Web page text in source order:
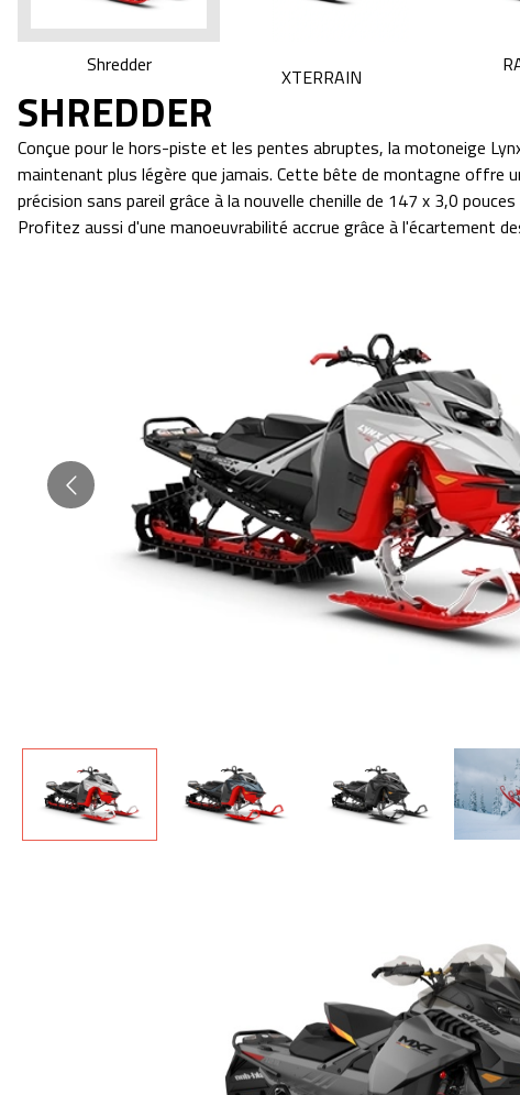
Shredder
XTERRAIN
SHREDDER
Conçue pour le hors-piste et les pentes abruptes, la motoneige
maintenant plus légère que jamais. Cette bête de montagne offre
précision sans pareil grâce à la nouvelle chenille de 147 x 3,0
Profitez aussi d'une manoeuvrabilité accrue grâce à l'écartement